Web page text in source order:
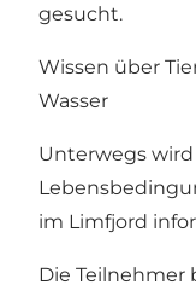
gesucht.
Wissen über
Wasser
Unterwegs
im Limfjord
Die Teilnehmer